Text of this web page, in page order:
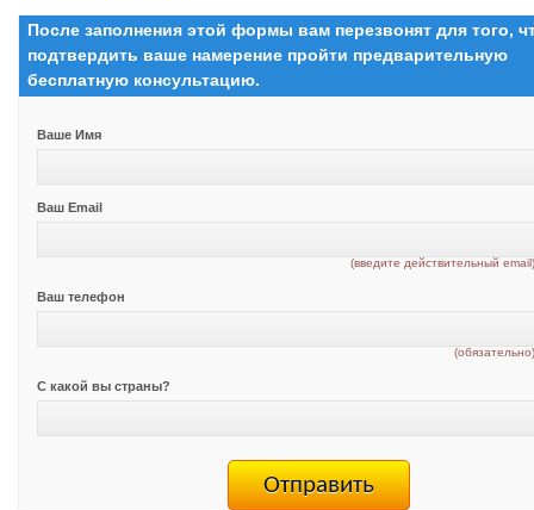
После заполнения этой формы вам перезвонят для того,
подтвердить ваше намерение пройти предварительную
бесплатную консультацию.
Ваше Имя
Ваш Email
(введите действительный
Ваш телефон
С какой вы страны?